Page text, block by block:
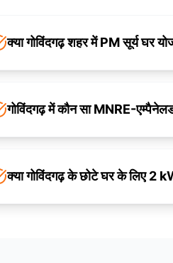
क्या गोविंदगढ़ शहर में PM सूर्य घर
गोविंदगढ़ में कौन सा MNRE-
क्या गोविंदगढ़ के छोटे घर के लिए 2